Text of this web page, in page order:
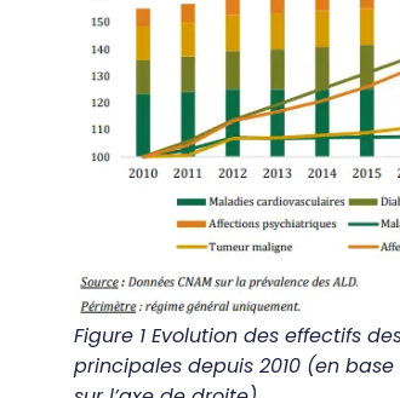
Figure 1Evolution des effectifs
principales depuis 2010 (en